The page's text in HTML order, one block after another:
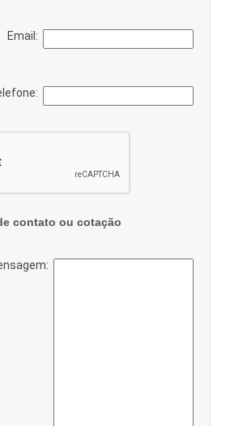
Email:
contato ou cotação